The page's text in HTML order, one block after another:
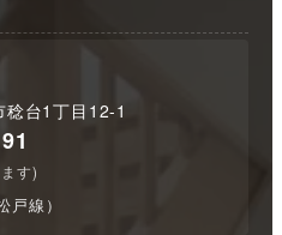
台1丁目12-1
す)
線）